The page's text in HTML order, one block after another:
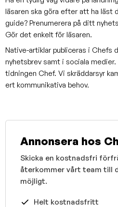
läsaren ska göra efter att ha läst
guide? Prenumerera på ditt
Gör det enkelt för läsaren.
Native-artiklar publiceras i Chefs
nyhetsbrev samt i sociala medier.
tidningen Chef. Vi skräddarsyr
ert kommunikativa behov.
Annonsera hos
Skicka en kostnadsfri
återkommer vårt team till
möjligt.
Helt kostnadsfritt